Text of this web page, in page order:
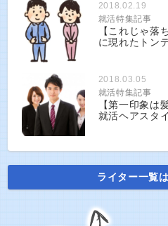
2018.02.19
就活特集記事
【これじゃ落
に現れたトン
2018.03.05
就活特集記事
【第一印象は
就活ヘアスタ
ライター一覧